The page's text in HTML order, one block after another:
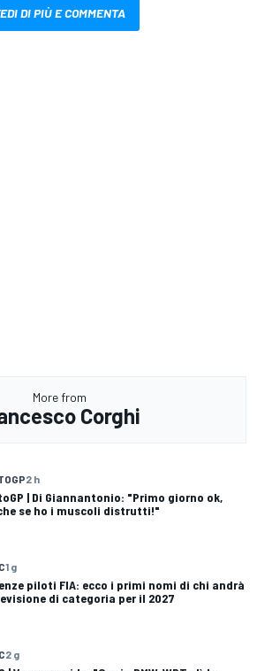
DI PIÙ E COMMENTA
More from
Corghi
2 h
| Di Giannantonio: "Primo giorno ok,
se ho i muscoli distrutti!"
1 g
piloti FIA: ecco i primi nomi di chi andrà
di categoria per il 2027
2 g